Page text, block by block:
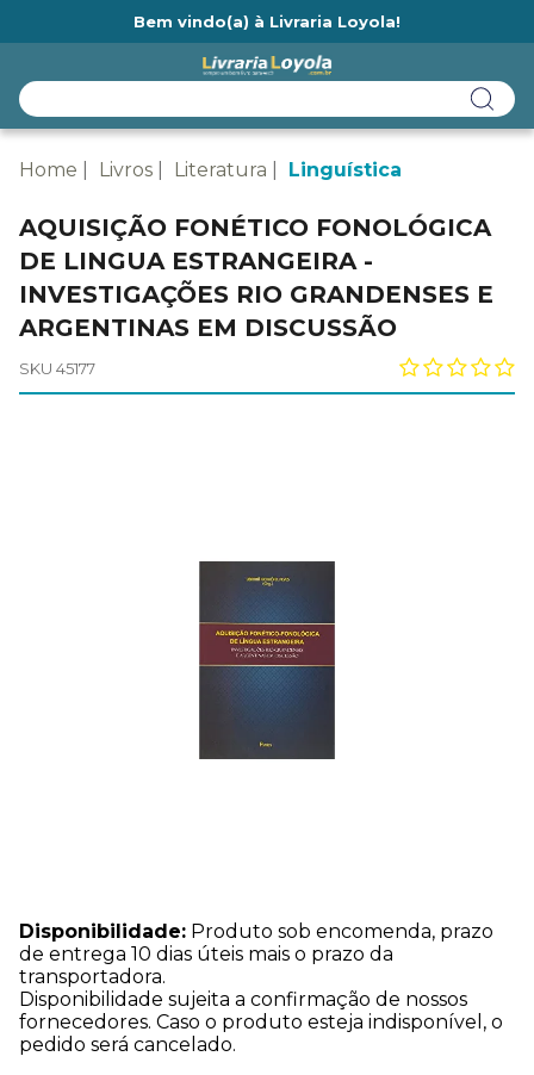
Bem vindo(a) à Livraria Loyola!
Home Livros Literatura Linguística
AQUISIÇÃO FONÉTICO FONOLÓGICA
DE LINGUA ESTRANGEIRA -
INVESTIGAÇÕES RIO GRANDENSES E
ARGENTINAS EM DISCUSSÃO
SKU 45177
Disponibilidade: Produto sob encomenda, prazo
de entrega 10 dias úteis mais o prazo da
transportadora.
Disponibilidade sujeita a confirmação de nossos
fornecedores. Caso o produto esteja indisponível, o
pedido será cancelado.